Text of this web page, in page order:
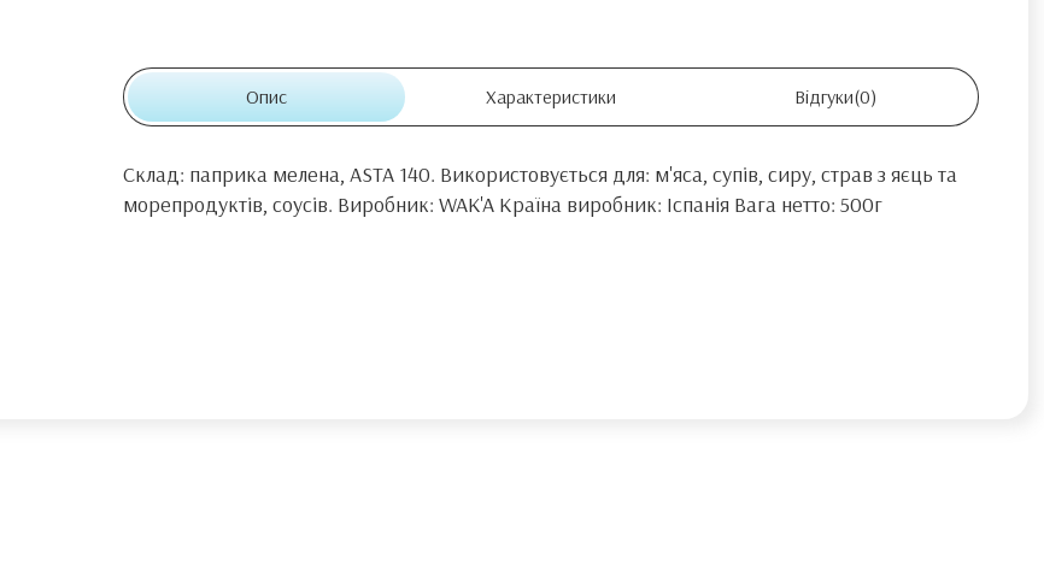
Опис Характеристики Відгуки(0)
Склад: паприка мелена, ASTA 140. Використовується для: м'яса, супів, сиру, страв з яєць та
морепродуктів, соусів. Виробник: WAK'A Країна виробник: Іспанія Вага нетто: 500г